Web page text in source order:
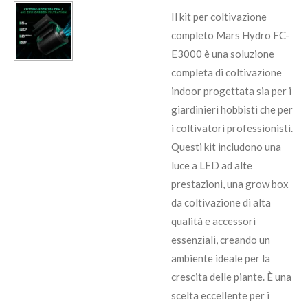
Il kit per coltivazione
completo Mars Hydro FC-
E3000 è una soluzione
completa di coltivazione
indoor progettata sia per i
giardinieri hobbisti che per
i coltivatori professionisti.
Questi kit includono una
luce a LED ad alte
prestazioni, una grow box
da coltivazione di alta
qualità e accessori
essenziali, creando un
ambiente ideale per la
crescita delle piante. È una
scelta eccellente per i